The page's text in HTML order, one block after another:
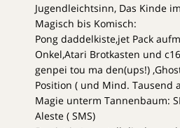
Jugendleichtsinn, Das Kinde
Magisch bis Komisch:
Pong daddelkiste,jet Pack
Onkel,Atari Brotkasten und
genpei tou ma den(ups!)
Position ( und Mind. Tausend
Magie unterm Tannenbaum:
Aleste ( SMS)